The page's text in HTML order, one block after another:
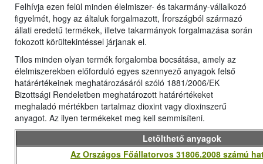
Felhívja ezen felül minden élelmiszer- és takarmány-vállalkozó
figyelmét, hogy az általuk forgalmazott, Írországból származó
állati eredetű termékek, illetve takarmányok forgalmazása során
fokozott körültekintéssel járjanak el.
Tilos minden olyan termék forgalomba bocsátása, amely az
élelmiszerekben előforduló egyes szennyező anyagok felső
határértékeinek meghatározásáról szóló 1881/2006/EK
Bizottsági Rendeletben meghatározott határértékeket
meghaladó mértékben tartalmaz dioxint vagy dioxinszerű
anyagot. Az ilyen termékeket meg kell semmisíteni.
Letölthető anyagok
Az Országos Főállatorvos 31806.2008 számú